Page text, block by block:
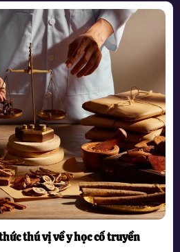
thú vị về y học cổ truyền